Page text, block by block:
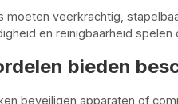
moeten veerkrachtig,
en reinigbaarheid spelen
bieden
beveiligen apparaten of